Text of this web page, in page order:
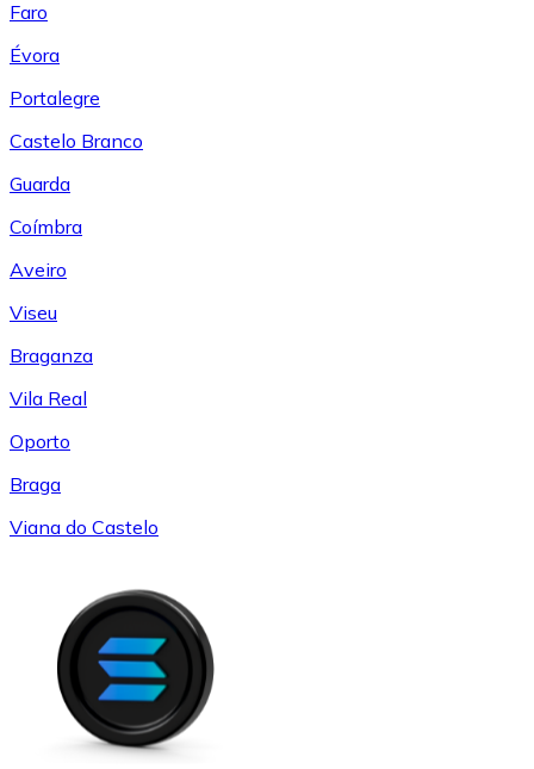
Faro
Évora
Portalegre
Castelo Branco
Guarda
Coímbra
Aveiro
Viseu
Braganza
Vila Real
Oporto
Braga
Viana do Castelo